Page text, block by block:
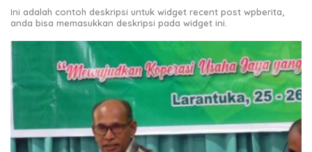
Ini adalah contoh deskripsi untuk widget recent post wpberita,
anda bisa memasukkan deskripsi pada widget ini.